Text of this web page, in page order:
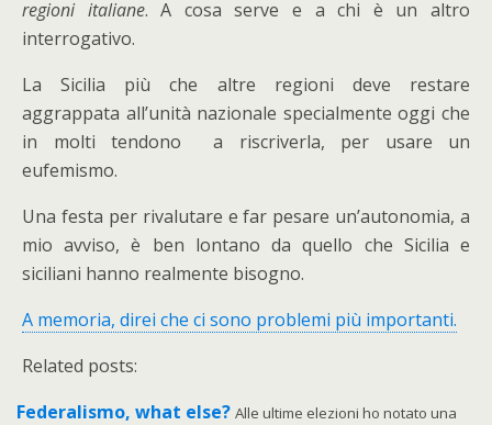
regioni italiane. A cosa serve e a chi è un altro
interrogativo.
La Sicilia più che altre regioni deve restare
aggrappata all’unità nazionale specialmente oggi che
in molti tendono a riscriverla, per usare un
eufemismo.
Una festa per rivalutare e far pesare un’autonomia, a
mio avviso, è ben lontano da quello che Sicilia e
siciliani hanno realmente bisogno.
A memoria, direi che ci sono problemi più importanti.
Related posts:
Federalismo, what else? Alle ultime elezioni ho notato una